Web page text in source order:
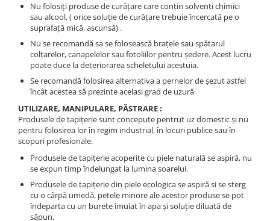
Nu folosiţi produse de curăţare care conţin solventi chimici
sau alcool, ( orice soluţie de curăţare trebuie încercată pe o
suprafaţă mică, ascunsă) .
Nu se recomandă sa se folosească braţele sau spătarul
colţarelor, canapelelor sau fotoliilor pentru şedere. Acest lucru
poate duce la deteriorarea scheletului acestuia.
Se recomandă folosirea alternativa a pernelor de şezut astfel
încât acestea să prezinte acelasi grad de uzură
UTILIZARE, MANIPULARE, PĂSTRARE :
Produsele de tapiţerie sunt concepute pentrut uz domestic şi nu
pentru folosirea lor în regim industrial, în locuri publice sau în
scopuri profesionale.
Produsele de tapiţerie acoperite cu piele naturală se aspiră, nu
se expun timp îndelungat la lumina soarelui.
Produsele de tapiţerie din piele ecologica se aspiră si se sterg
cu o cârpă umedă, petele minore ale acestor produse se pot
îndeparta cu un burete îmuiat în apa şi soluţie diluată de
săpun.